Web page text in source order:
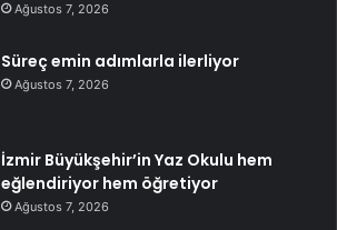
Ağustos 7, 2026
Süreç emin adımlarla ilerliyor
Ağustos 7, 2026
İzmir Büyükşehir’in Yaz Okulu hem
eğlendiriyor hem öğretiyor
Ağustos 7, 2026